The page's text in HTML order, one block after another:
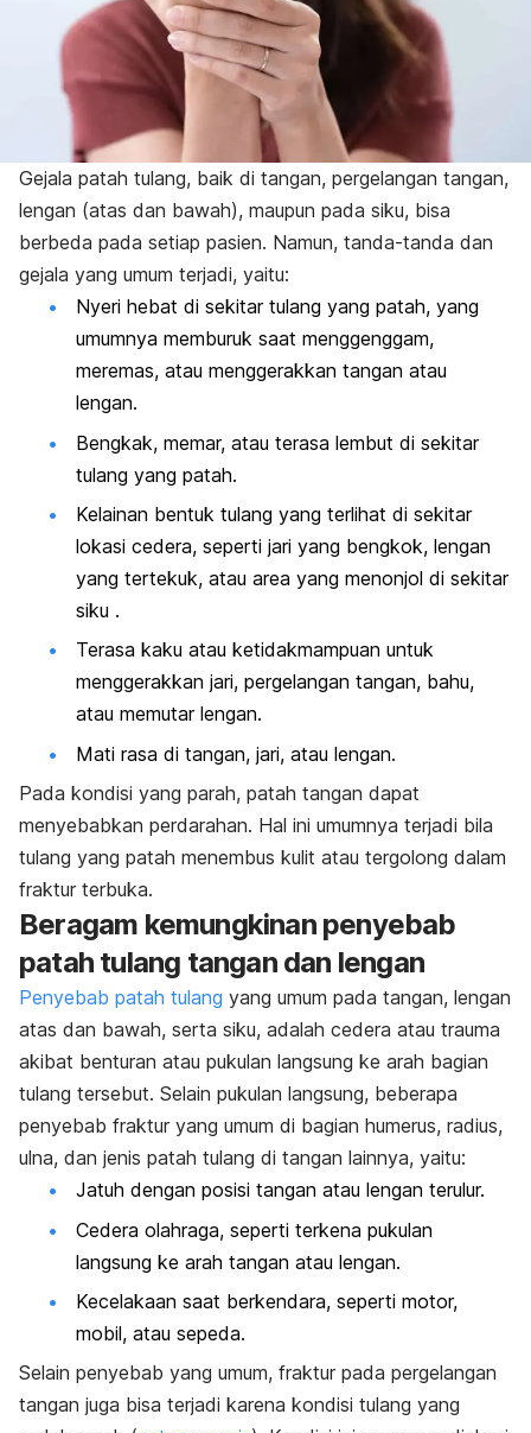
Gejala patah tulang, baik di tangan, pergelangan tangan,
lengan (atas dan bawah), maupun pada siku, bisa
berbeda pada setiap pasien. Namun, tanda-tanda dan
gejala yang umum terjadi, yaitu:
Nyeri hebat di sekitar tulang yang patah, yang
umumnya memburuk saat menggenggam,
meremas, atau menggerakkan tangan atau
lengan.
Bengkak, memar, atau terasa lembut di sekitar
tulang yang patah.
Kelainan bentuk tulang yang terlihat di sekitar
lokasi cedera, seperti jari yang bengkok, lengan
yang tertekuk, atau area yang menonjol di sekitar
siku .
Terasa kaku atau ketidakmampuan untuk
menggerakkan jari, pergelangan tangan, bahu,
atau memutar lengan.
Mati rasa di tangan, jari, atau lengan.
Pada kondisi yang parah, patah tangan dapat
menyebabkan perdarahan. Hal ini umumnya terjadi bila
tulang yang patah menembus kulit atau tergolong dalam
fraktur terbuka.
Beragam kemungkinan penyebab
patah tulang tangan dan lengan
Penyebab patah tulang yang umum pada tangan, lengan
atas dan bawah, serta siku, adalah cedera atau trauma
akibat benturan atau pukulan langsung ke arah bagian
tulang tersebut. Selain pukulan langsung, beberapa
penyebab fraktur yang umum di bagian humerus, radius,
ulna, dan jenis patah tulang di tangan lainnya, yaitu:
Jatuh dengan posisi tangan atau lengan terulur.
Cedera olahraga, seperti terkena pukulan
langsung ke arah tangan atau lengan.
Kecelakaan saat berkendara, seperti motor,
mobil, atau sepeda.
Selain penyebab yang umum, fraktur pada pergelangan
tangan juga bisa terjadi karena kondisi tulang yang